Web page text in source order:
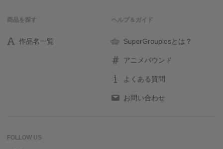
商品を探す
作品名一覧
ヘルプ＆ガイド
SuperGroupiesとは？
アニメバウンド
よくある質問
お問い合わせ
FOLLOW US